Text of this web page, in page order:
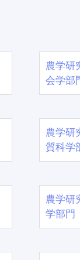
農学
会学部
農学
質科学
農学
学部門